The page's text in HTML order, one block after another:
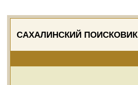
САХАЛИНСКИЙ ПОИСКОВИК